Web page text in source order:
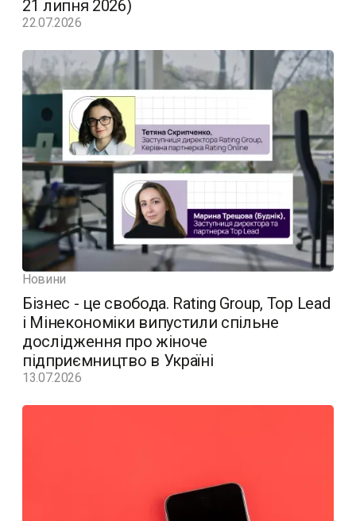
21 липня 2026)
22.07.2026
Новини
Бізнес - це свобода. Rating Group, Top Lead
і Мінекономіки випустили спільне
дослідження про жіноче
підприємництво в Україні
13.07.2026